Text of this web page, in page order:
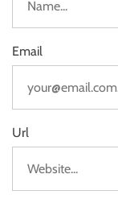
Email
Url